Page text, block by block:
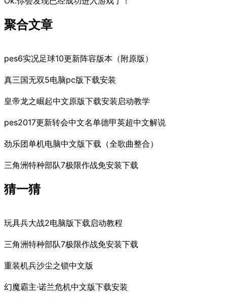
聚合文章
pes6实况足球10更新阵容版本（附原版）
真三国无双5电脑pc版下载安装
皇帝龙之崛起中文原版下载安装启动教学
pes2017更新转会中文名单德甲英超中文解说
劲乐团单机电脑中文版下载（全歌曲整合）
三角洲特种部队7极限作战免安装下载
猜一猜
玩具兵大战2电脑版下载启动教程
三角洲特种部队7极限作战免安装下载
重装机兵沙尘之锁中文版
幻魔霸主·诺兰危机中文版下载安装